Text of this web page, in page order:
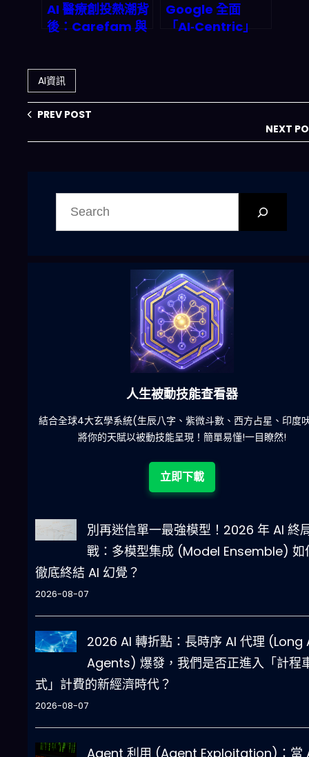
AI 醫療創投熱潮背
後：Carefam 與
版圖？
Google 全面
「AI‑Centric」
AI資訊
PREV POST
NEXT
人生被動技能查看器
結合全球4大玄學系統(生辰八字、紫微斗數、西方占星、印度
將你的天賦以被動技能呈現！簡單易懂!一目瞭然!
立即下載
別再迷信單一最強模型！2026 年 AI 終
戰：多模型集成 (Model Ensemble) 如
徹底終結 AI 幻覺？
2026-08-07
2026 AI 轉折點：長時序 AI 代理 (Long
Agents) 爆發，我們是否正進入「計程
式」計費的新經濟時代？
2026-08-07
Agent 利用 (Agent Exploitation)：當